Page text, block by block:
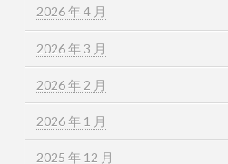
2026 年 4 月
2026 年 3 月
2026 年 2 月
2026 年 1 月
2025 年 12 月